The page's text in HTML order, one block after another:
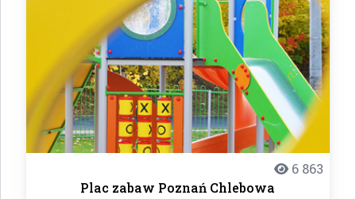
6 863
Plac zabaw Poznań Chlebowa